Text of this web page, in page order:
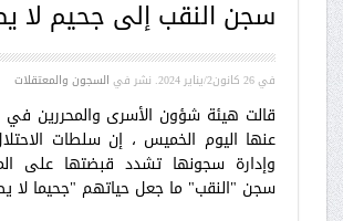
سجن النقب إلى جحيم لا
في26 كانون2/يناير 2024 . نشر في السجون والمعتقلات
قالت هيئة شؤون الأسرى والمحررين في
عنها اليوم الخميس ، إن سلطات
وإدارة سجونها تشدد قبضتها على
سجن "النقب" ما جعل حياتهم "جحيما لا